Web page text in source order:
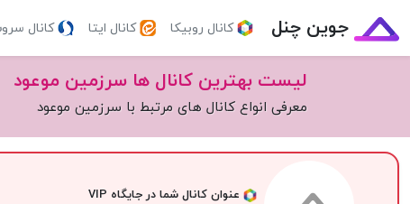
جوین چنل کانال روبیکا کانال ایتا کانال
لیست بهترین کانال ها سرزمین موعود
معرفی انواع کانال های مرتبط با سرزمین موعود
عنوان کانال شما در جایگاه VIP